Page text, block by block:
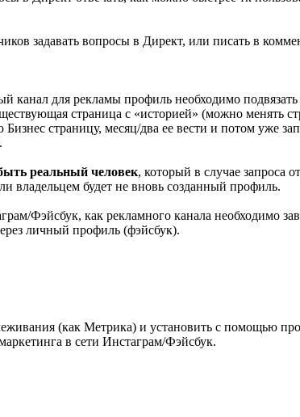
задавать вопросы в Директ, или писать в
канал для рекламы профиль необходимо
страница с «историей» (можно менять
Бизнес страницу, месяц/два ее вести и потом уже
реальный человек, который в случае запроса
владельцем будет не вновь созданный профиль.
Фэйсбук, как рекламного канала необходимо
личный профиль (фэйсбук).
(как Метрика) и установить с помощью
в сети Инстаграм/Фэйсбук.